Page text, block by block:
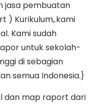
jasa pembuatan
) Kurikulum,.kami
Kami sudah
untuk sekolah-
di sebagian
semua Indonesia.}
dan map raport dari